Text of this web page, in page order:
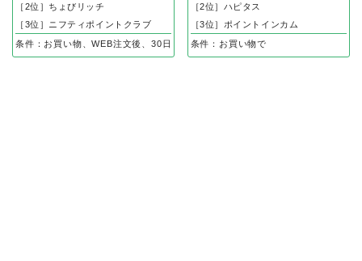
［2位］ちょびリッチ
［3位］ニフティポイントクラブ
条件：お買い物、WEB注文後、30日以内の入金確認で
［2位］ハピタス
［3位］ポイントインカム
条件：お買い物で